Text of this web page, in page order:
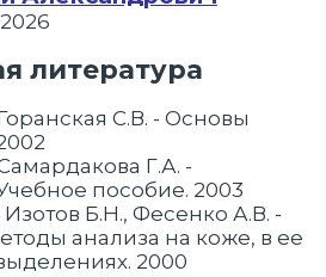
литература
С.В. - Основы
Г.А. -
пособие. 2003
Б.Н., Фесенко А.В. -
анализа на коже, в ее
2000